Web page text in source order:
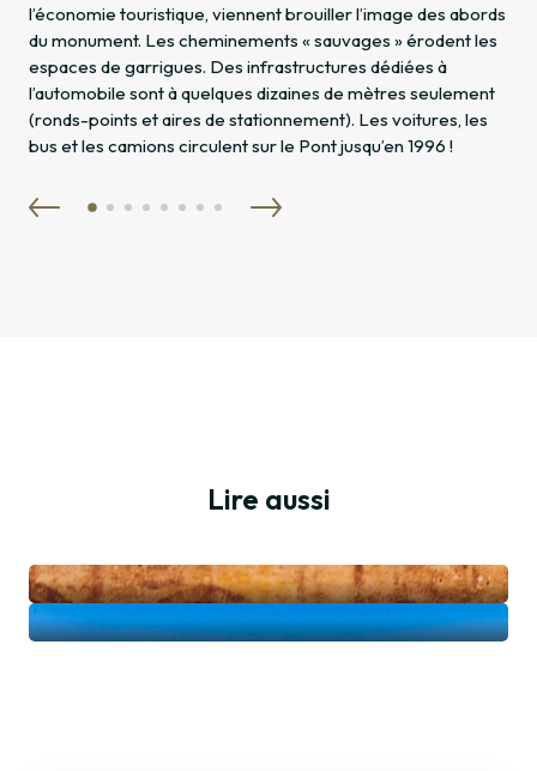
l’économie touristique, viennent brouiller l’image des abords
du monument. Les cheminements « sauvages » érodent les
espaces de garrigues. Des infrastructures dédiées à
l’automobile sont à quelques dizaines de mètres seulement
(ronds-points et aires de stationnement). Les voitures, les
bus et les camions circulent sur le Pont jusqu’en 1996 !
Lire aussi
Préservons notre
Le monument